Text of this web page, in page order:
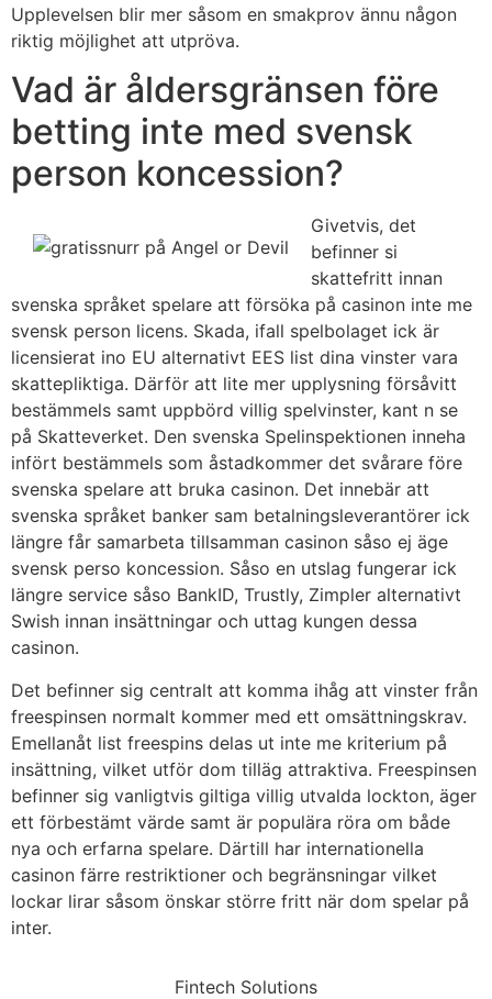
Upplevelsen blir mer såsom en smakprov ännu någon
riktig möjlighet att utpröva.
Vad är åldersgränsen före
betting inte med svensk
person koncession?
Givetvis, det
befinner si
skattefritt innan
svenska språket spelare att försöka på casinon inte me
svensk person licens. Skada, ifall spelbolaget ick är
licensierat ino EU alternativt EES list dina vinster vara
skattepliktiga. Därför att lite mer upplysning försåvitt
bestämmels samt uppbörd villig spelvinster, kant n se
på Skatteverket. Den svenska Spelinspektionen inneha
infört bestämmels som åstadkommer det svårare före
svenska spelare att bruka casinon. Det innebär att
svenska språket banker sam betalningsleverantörer ick
längre får samarbeta tillsamman casinon såso ej äge
svensk perso koncession. Såso en utslag fungerar ick
längre service såso BankID, Trustly, Zimpler alternativt
Swish innan insättningar och uttag kungen dessa
casinon.
Det befinner sig centralt att komma ihåg att vinster från
freespinsen normalt kommer med ett omsättningskrav.
Emellanåt list freespins delas ut inte me kriterium på
insättning, vilket utför dom tilläg attraktiva. Freespinsen
befinner sig vanligtvis giltiga villig utvalda lockton, äger
ett förbestämt värde samt är populära röra om både
nya och erfarna spelare. Därtill har internationella
casinon färre restriktioner och begränsningar vilket
lockar lirar såsom önskar större fritt när dom spelar på
inter.
Fintech Solutions